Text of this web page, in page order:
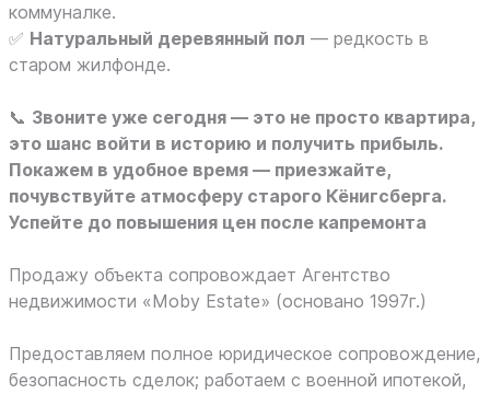
коммуналке.
✅ Натуральный деревянный пол — редкость в
старом жилфонде.
📞 Звоните уже сегодня — это не просто квартира,
это шанс войти в историю и получить прибыль.
Покажем в удобное время — приезжайте,
почувствуйте атмосферу старого Кёнигсберга.
Успейте до повышения цен после капремонта
Продажу объекта сопровождает Агентство
недвижимости «Moby Estate» (основано 1997г.)
Предоставляем полное юридическое сопровождение,
безопасность сделок; работаем с военной ипотекой,